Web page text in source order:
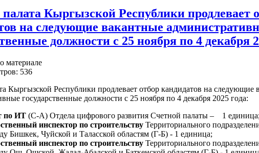
Кыргызской Республики продлевает
на следующие вакантные
должности с 25 ноября по 4 декабря
материале
536
Кыргызской Республики продлевает отбор кандидатов на следующие
государственные должности с 25 ноября по 4 декабря 2025 года:
по ИТ(С-А) Отдела цифрового развития Счетной палаты – 1 единица;
инспектор по строительствуТерриториального
Бишкек, Чуйской и Таласской областям (Г-Б) - 1 единица;
инспектор по строительствуТерриториального